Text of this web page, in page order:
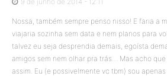
Nossa, também sempre penso nisso! E faria a
viajaria sozinha sem data e nem planos para
talvez eu seja desprendia demais, egoísta
amigos sem nem olhar pra trás… Mas acho
assim. Eu (e possivelmente vc tbm) sou